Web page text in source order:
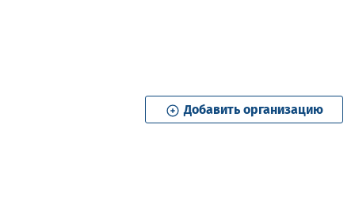
Добавить организацию